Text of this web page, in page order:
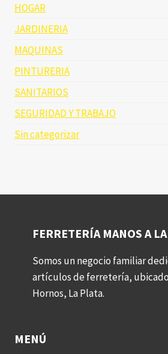
HOGAR
JARDINERIA
MAQUINAS
PINTURERIA
SANITARIOS
SEGURIDAD Y TRABAJO
Sin categorizar
FERRETERÍA MANOS A
Somos un negocio familiar
artículos de ferretería, ubicado
Hornos, La Plata.
MENÚ